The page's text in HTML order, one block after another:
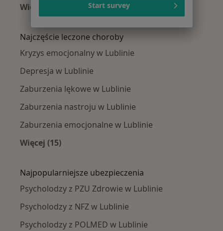
Więcej (3)
Więcej w kategorii: Psycholodzy w pobliżu
Najczęście leczone choroby
Kryzys emocjonalny w Lublinie
Depresja w Lublinie
Zaburzenia lękowe w Lublinie
Zaburzenia nastroju w Lublinie
Zaburzenia emocjonalne w Lublinie
Więcej (15)
Najpopularniejsze ubezpieczenia
Psycholodzy z PZU Zdrowie w Lublinie
Psycholodzy z NFZ w Lublinie
Psycholodzy z POLMED w Lublinie
Start survey